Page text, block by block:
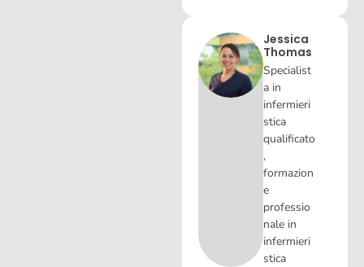
Jessica
Thomas
Specialist
a in
infermieri
stica
qualificato
,
formazion
e
professio
nale in
infermieri
stica